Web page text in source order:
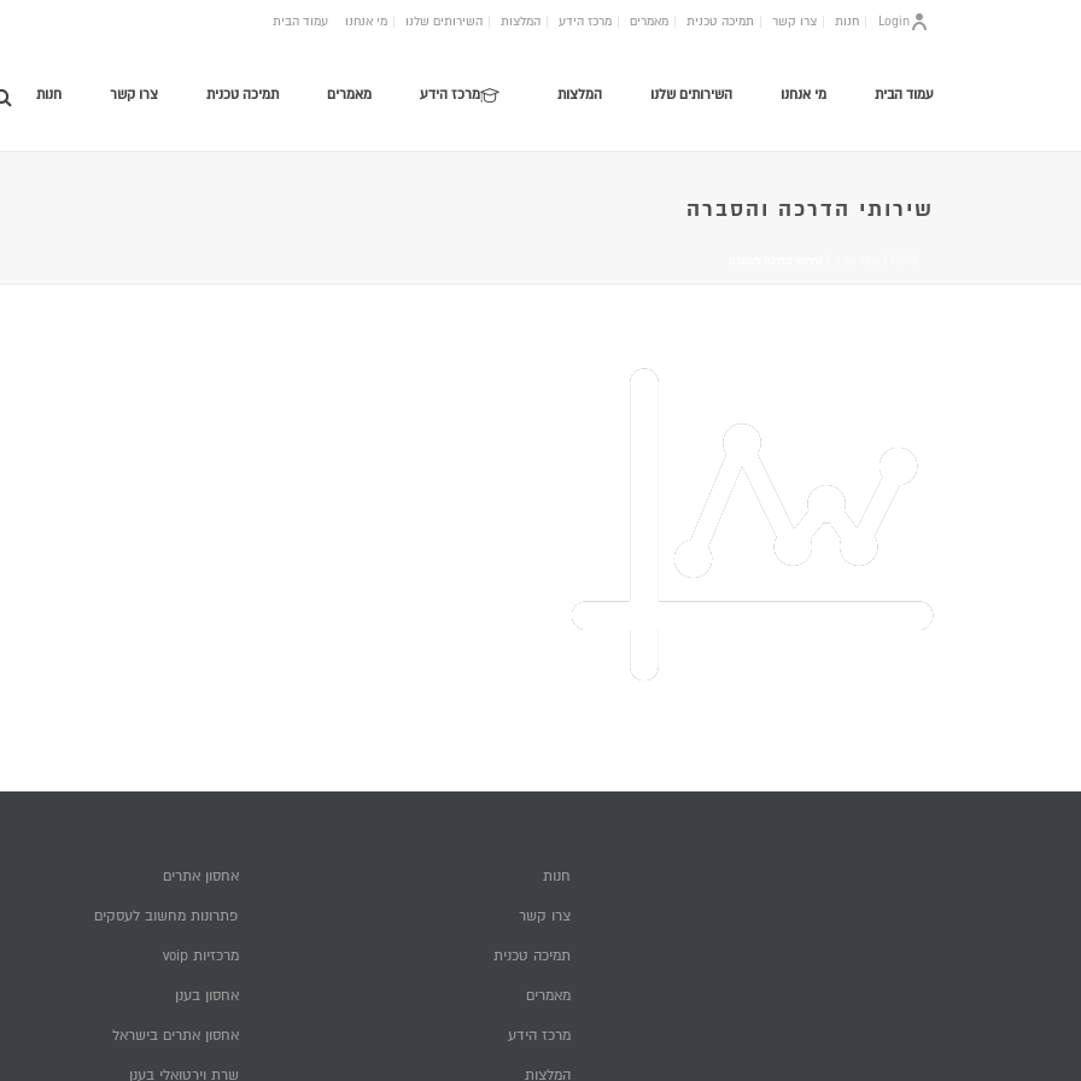
חנות צרו קשר תמיכה טכנית מאמרים מרכז הידע המלצות השירותים שלנו מי אנחנו עמוד הבית Login
חנות צרו קשר תמיכה טכנית מאמרים מרכז הידע המלצות השירותים שלנו מי אנחנו עמוד הבית
שירותי הדרכה והסברה
אחסון אתרים
פתרונות מחשוב לעסקים
מרכזיות voip
אחסון בענן
אחסון אתרים בישראל
שרת וירטואלי בענן
חנות
צרו קשר
תמיכה טכנית
מאמרים
מרכז הידע
המלצות